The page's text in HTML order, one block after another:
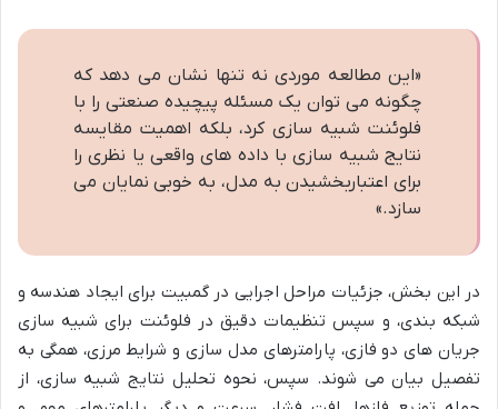
«این مطالعه موردی نه تنها نشان می دهد که
چگونه می توان یک مسئله پیچیده صنعتی را با
فلوئنت شبیه سازی کرد، بلکه اهمیت مقایسه
نتایج شبیه سازی با داده های واقعی یا نظری را
برای اعتباربخشیدن به مدل، به خوبی نمایان می
سازد.»
در این بخش، جزئیات مراحل اجرایی در گمبیت برای ایجاد هندسه و
شبکه بندی، و سپس تنظیمات دقیق در فلوئنت برای شبیه سازی
جریان های دو فازی، پارامترهای مدل سازی و شرایط مرزی، همگی به
تفصیل بیان می شوند. سپس، نحوه تحلیل نتایج شبیه سازی، از